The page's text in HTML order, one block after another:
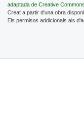
adaptada de Creative
Creat a partir d'una obra
Els permisos addicionals als